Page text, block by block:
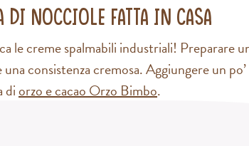
di nocciole fatta in casa
le creme spalmabili industriali! Preparare
consistenza cremosa. Aggiungere un
diorzo e cacao Orzo Bimbo.